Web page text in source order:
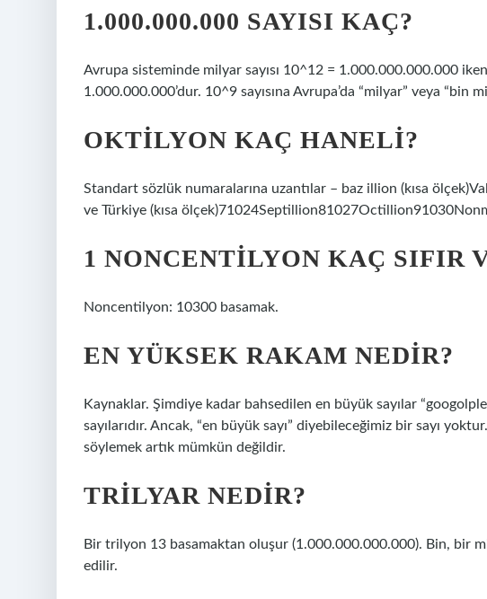
1.000.000.000 SAYISI KAÇ?
Avrupa sisteminde milyar sayısı 10^12 = 1.000.000.000.000
1.000.000.000’dur. 10^9 sayısına Avrupa’da “milyar” veya “bin
OKTILYON KAÇ HANELI?
Standart sözlük numaralarına uzantılar – baz illion (kısa
ve Türkiye (kısa
1 NONCENTILYON KAÇ SIFIR
Noncentilyon: 10300 basamak.
EN YÜKSEK RAKAM NEDIR?
Kaynaklar. Şimdiye kadar bahsedilen en büyük sayılar
sayılarıdır. Ancak, “en büyük sayı” diyebileceğimiz bir sayı
söylemek artık mümkün değildir.
TRILYAR NEDIR?
Bir trilyon 13 basamaktan oluşur (1.000.000.000.000). Bin, bir
edilir.